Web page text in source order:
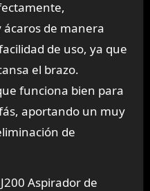
de manera
de uso, ya que
el brazo.
funciona bien para
aportando un muy
de
Aspirador de